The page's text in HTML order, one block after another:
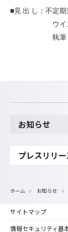
■見 出 し：不定
ウイズコ
執筆：広
お知らせ
プレスリリー
ホーム お知らせ
サイトマップ
情報セキュリティ基